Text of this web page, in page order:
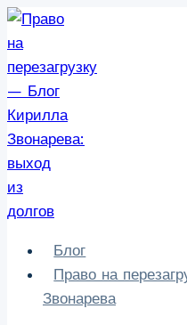
Перейти
к
содержимому
Блог
Право на
Звонарева